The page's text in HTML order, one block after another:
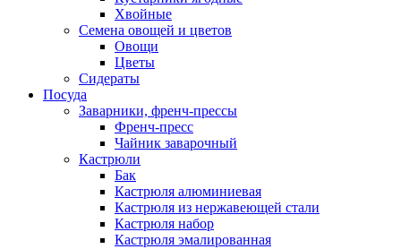
Хвойные
Семена овощей и цветов
Овощи
Цветы
Сидераты
Посуда
Заварники, френч-прессы
Френч-пресс
Чайник заварочный
Кастрюли
Бак
Кастрюля алюминиевая
Кастрюля из нержавеющей стали
Кастрюля набор
Кастрюля эмалированная